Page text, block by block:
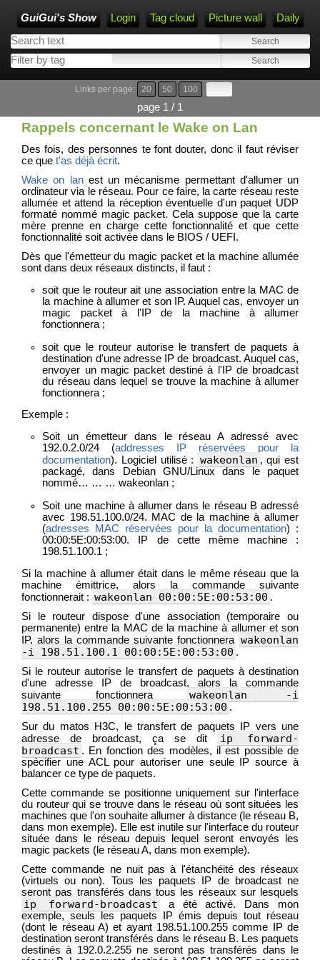
GuiGui's Show Login Tag cloud Picture wall Daily
Links per page: 20 50 100
page 1 / 1
Rappels concernant le Wake on Lan
Des fois, des personnes te font douter, donc il faut réviser
ce que t'as déjà écrit.
Wake on lanest un mécanisme permettant d'allumer un
ordinateur via le réseau. Pour ce faire, la carte réseau reste
allumée et attend la réception éventuelle d'un paquet UDP
formaté nommé magic packet. Cela suppose que la carte
mère prenne en charge cette fonctionnalité et que cette
fonctionnalité soit activée dans le BIOS / UEFI.
Dès que l'émetteur du magic packet et la machine allumée
sont dans deux réseaux distincts, il faut :
soit que le routeur ait une association entre la MAC de
la machine à allumer et son IP. Auquel cas, envoyer un
magic packet à l'IP de la machine à allumer
fonctionnera ;
soit que le routeur autorise le transfert de paquets à
destination d'une adresse IP de broadcast. Auquel cas,
envoyer un magic packet destiné à l'IP de broadcast
du réseau dans lequel se trouve la machine à allumer
fonctionnera ;
Exemple :
Soit un émetteur dans le réseau A adressé avec
192.0.2.0/24 (addresses IP réservées pour la
documentation). Logiciel utilisé : wakeonlan , qui est
packagé, dans Debian GNU/Linux dans le paquet
nommé… … … wakeonlan ;
Soit une machine à allumer dans le réseau B adressé
avec 198.51.100.0/24. MAC de la machine à allumer
(adresses MAC réservées pour la documentation) :
00:00:5E:00:53:00. IP de cette même machine :
198.51.100.1 ;
Si la machine à allumer était dans le même réseau que la
machine émittrice, alors la commande suivante
fonctionnerait : wakeonlan 00:00:5E:00:53:00 .
Si le routeur dispose d'une association (temporaire ou
permanente) entre la MAC de la machine à allumer et son
IP, alors la commande suivante fonctionnera wakeonlan
-i 198.51.100.1 00:00:5E:00:53:00 .
Si le routeur autorise le transfert de paquets à destination
d'une adresse IP de broadcast, alors la commande
suivante fonctionnera
wakeonlan -i
198.51.100.255 00:00:5E:00:53:00 .
Sur du matos H3C, le transfert de paquets IP vers une
adresse de broadcast, ça se dit
ip forward-
broadcast . En fonction des modèles, il est possible de
spécifier une ACL pour autoriser une seule IP source à
balancer ce type de paquets.
Cette commande se positionne uniquement sur l'interface
du routeur qui se trouve dans le réseau où sont situées les
machines que l'on souhaite allumer à distance (le réseau B,
dans mon exemple). Elle est inutile sur l'interface du routeur
située dans le réseau depuis lequel seront envoyés les
magic packets (le réseau A, dans mon exemple).
Cette commande ne nuit pas à l'étanchéité des réseaux
(virtuels ou non). Tous les paquets IP de broadcast ne
seront pas transférés dans tous les réseaux sur lesquels
ip forward-broadcast
a été activé. Dans mon
exemple, seuls les paquets IP émis depuis tout réseau
(dont le réseau A) et ayant 198.51.100.255 comme IP de
destination seront transférés dans le réseau B. Les paquets
destinés à 192.0.2.255 ne seront pas transférés dans le